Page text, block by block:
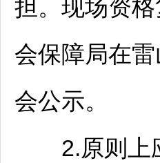
担。现场资
会保障局在雷
会公示。
2.原则上应